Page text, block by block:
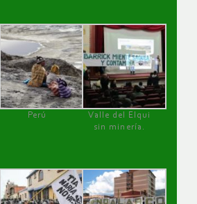
Perú
Valle del Elqui
sin minería.